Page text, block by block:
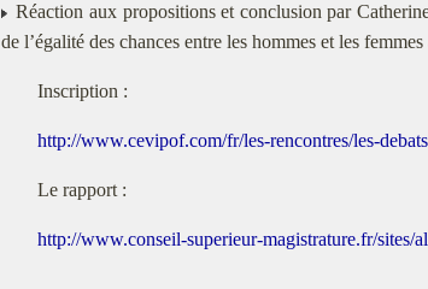
Réaction aux propositions et conclusion par
de l’égalité des chances entre les hommes et les
Inscription :
http://www.cevipof.com/fr/les-rencontres/les-
Le rapport :
http://www.conseil-superieur-magistrature.fr/sites/